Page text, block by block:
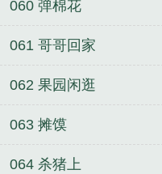
060 弹棉花
061 哥哥回家
062 果园闲逛
063 摊馍
064 杀猪上